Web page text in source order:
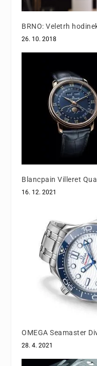
BRNO: Veletrh
26. 10. 2018
Blancpain Villeret
16. 12. 2021
OMEGA Seamaster
28. 4. 2021